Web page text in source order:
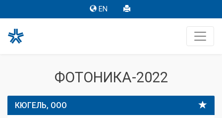
EN
ФОТОНИКА-2022
КЮГЕЛЬ, ООО